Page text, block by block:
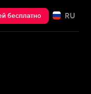
бесплатно RU